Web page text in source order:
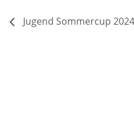
Jugend Sommercup